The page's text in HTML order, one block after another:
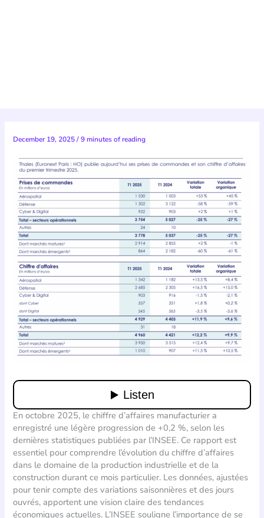
December 19, 2025/9 minutes of reading
En octobre 2025, le chiffre d’affaires manufacturier a
enregistré une légère progression de +0,2 %, selon les
dernières statistiques publiées par l’INSEE. Ce rapport est
essentiel pour comprendre l’évolution du chiffre d’affaires
dans le domaine de la production industrielle et de la
construction durant ce mois particulier. Les données, ajustées
pour tenir compte des variations saisonnières et des jours
ouvrés, apportent une vision claire des tendances
économiques actuelles. L’INSEE souligne l’importance de se